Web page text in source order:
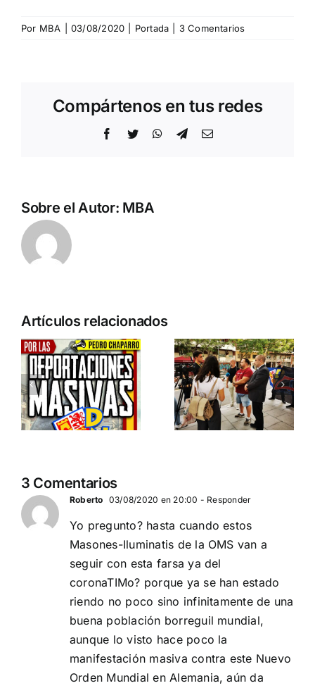
Por MBA 03/08/2020 Portada 3 Comentarios
Compártenos en tus redes
Facebook
Twitter WhatsApp
TelegramCorreo
Sobre el Autor: MBA
Artículos relacionados
Acto en
Barcelona:
España y
Serbia
contra el
separatismo
EN BARCELONA
acto DN
contra la
invasión
migratoria
y el gran
3 Comentarios
Roberto 03/08/2020 en 20:00 - Responder
Yo pregunto? hasta cuando estos
Masones-Iluminatis de la OMS van a
seguir con esta farsa ya del
coronaTIMo? porque ya se han estado
riendo no poco sino infinitamente de una
buena población borreguil mundial,
aunque lo visto hace poco la
manifestación masiva contra este Nuevo
Orden Mundial en Alemania, aún da